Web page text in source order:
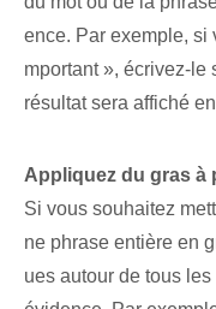
ence. Par exemple, si
mportant », écrivez-le
résultat sera affiché
Appliquez du gras à
Si vous souhaitez
ne phrase entière en
ues autour de tous